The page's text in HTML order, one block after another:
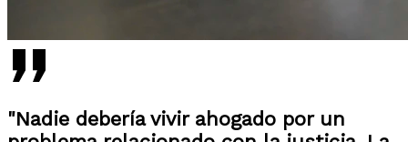
"Nadie debería vivir ahogado por un